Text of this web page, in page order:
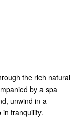
the rich natural
by a spa
unwind in a
tranquility.